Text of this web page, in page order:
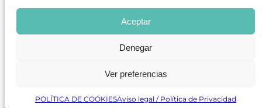
Aceptar
Denegar
Ver preferencias
POLÍTICA DE COOKIESAviso legal / Política de Privacidad
Revista GODOTes una revista independiente especializada
en información sobre artes escénicas de Madrid, gratuita y
que se distribuye en espacios escénicos, además de otros
puntos de interés turístico y de ocio de la capital.
Desarrollado por Precise Future